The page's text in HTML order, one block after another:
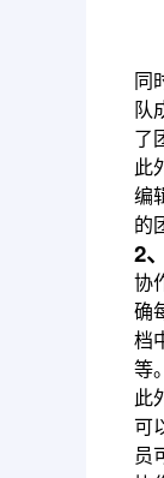
同
队
了
此
编
的
2
协
确
档
等
此
可
员